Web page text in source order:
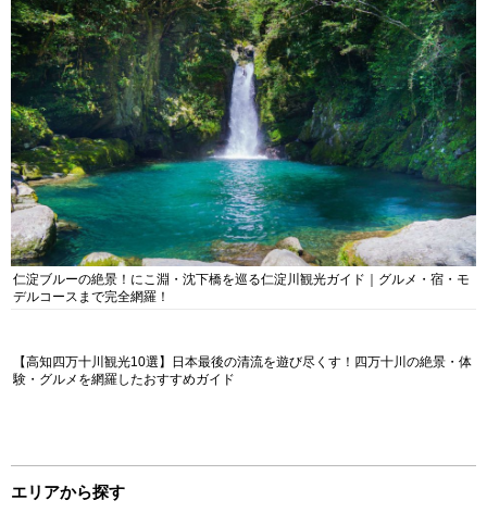
仁淀ブルーの絶景！にこ淵・沈下橋を巡る仁淀川観光ガイド｜グルメ・宿・モ
デルコースまで完全網羅！
【高知四万十川観光10選】日本最後の清流を遊び尽くす！四万十川の絶景・体
験・グルメを網羅したおすすめガイド
エリアから探す